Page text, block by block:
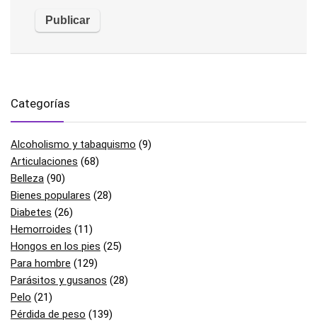
Categorías
Alcoholismo y tabaquismo (9)
Articulaciones (68)
Belleza (90)
Bienes populares (28)
Diabetes (26)
Hemorroides (11)
Hongos en los pies (25)
Para hombre (129)
Parásitos y gusanos (28)
Pelo (21)
Pérdida de peso (139)